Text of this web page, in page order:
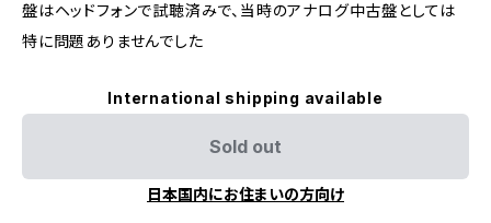
盤はヘッドフォンで試聴済みで、当時のアナログ中古盤としては
特に問題ありませんでした
International shipping available
Sold out
日本国内にお住まいの方向け